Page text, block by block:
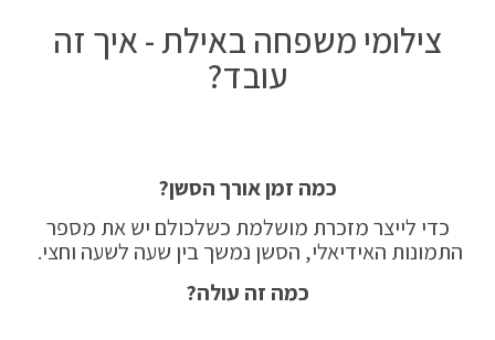
צילומי משפחה באילת - איך זה
עובד?
כמה זמן אורך הסשן?
כדי לייצר מזכרת מושלמת כשלכולם יש את מספר
התמונות האידיאלי, הסשן נמשך בין שעה לשעה וחצי.
כמה זה עולה?